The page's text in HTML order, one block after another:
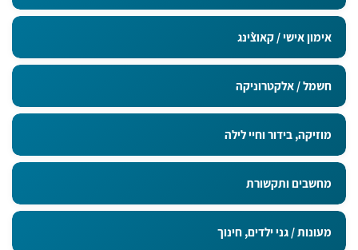
אימון אישי / קאוצ`ינג
חשמל / אלקטרוניקה
מוזיקה, בידור וחיי לילה
מחשבים ותקשורת
מעונות / גני ילדים, חינוך